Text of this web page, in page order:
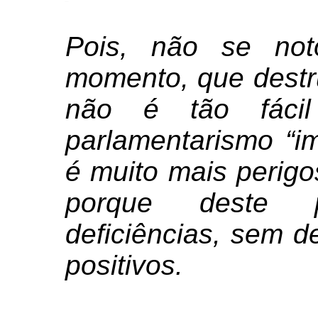
Pois, não se
momento, que
não é tão fácil
parlamentarismo
é muito mais
porque deste
deficiências, sem
positivos.